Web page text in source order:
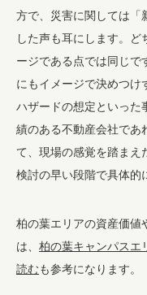
方で、災害に関しては「
した声も耳にします。
ージである点では同じで
にもイメージで決めつけ
ハザードの想定といった
績のある不動産会社であ
て、現場の感覚を踏まえ
検討の早い段階で具体的
柏の葉エリアの資産価値
は、 柏の葉キャンパスエ
読むも参考になります。